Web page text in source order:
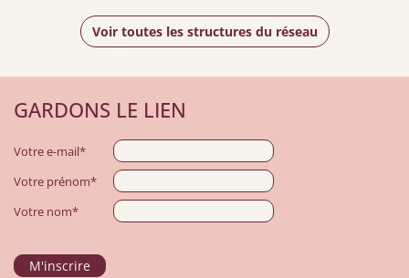
Voir toutes les structures du réseau
GARDONS LE LIEN
Votre e-mail*
Votre prénom*
Votre nom*